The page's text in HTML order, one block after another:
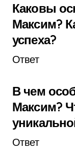
Каковы
Максим?
успеха?
Ответ
В чем
Максим?
Ответ